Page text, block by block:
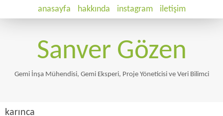
anasayfa hakkında instagram iletişim
Sanver Gözen
Gemi İnşa Mühendisi, Gemi Eksperi, Proje Yöneticisi ve Veri Bilimci
karınca